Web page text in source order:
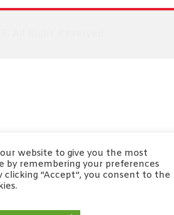
website to give you the most
by remembering your preferences
clicking “Accept”, you consent to the